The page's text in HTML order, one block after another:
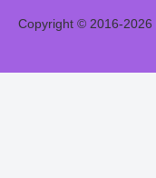
Copyright © 2016-2026